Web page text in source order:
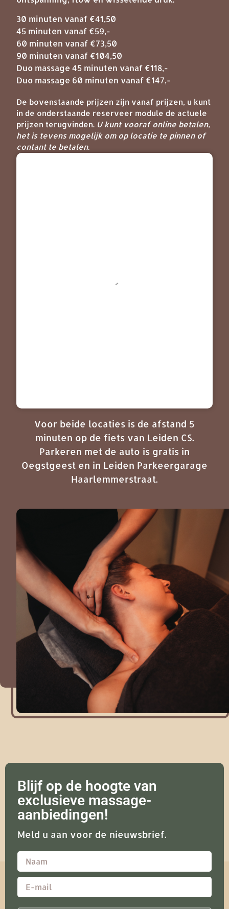
30 minuten vanaf €41,50
45 minuten vanaf €59,-
60 minuten vanaf €73,50
90 minuten vanaf €104,50
Duo massage 45 minuten vanaf €118,-
Duo massage 60 minuten vanaf €147,-
De bovenstaande prijzen zijn vanaf prijzen, u kunt
in de onderstaande reserveer module de actuele
prijzen terugvinden. U kunt vooraf online betalen,
het is tevens mogelijk om op locatie te pinnen of
contant te betalen.
Voor beide locaties is de afstand 5
minuten op de fiets van Leiden CS.
Parkeren met de auto is gratis in
Oegstgeest en in Leiden Parkeergarage
Haarlemmerstraat.
Blijf op de hoogte van
exclusieve massage-
aanbiedingen!
Meld u aan voor de nieuwsbrief.